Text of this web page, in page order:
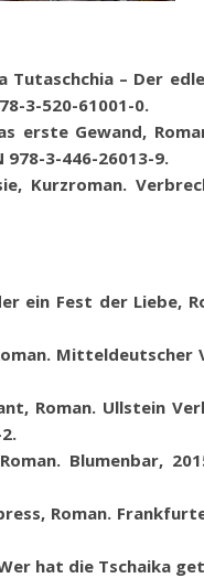
Tutaschchia – Der
3-520-61001-0.
erste Gewand,
978-3-446-26013-9.
, Kurzroman.
ein Fest der Liebe,
Mitteldeutscher
Roman. Ullstein
Blumenbar,
, Roman.
hat die Tschaika